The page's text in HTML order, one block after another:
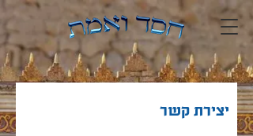
יצירת קשר